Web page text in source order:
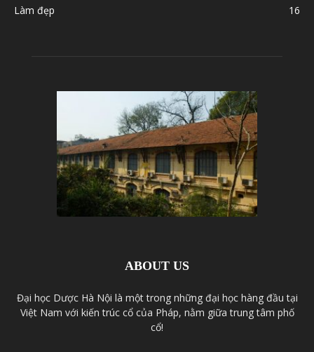
Làm đẹp
16
ABOUT US
Đại học Dược Hà Nội là một trong những đại học hàng đầu tại
Việt Nam với kiến trúc cổ của Pháp, nằm giữa trung tâm phố
cổ!